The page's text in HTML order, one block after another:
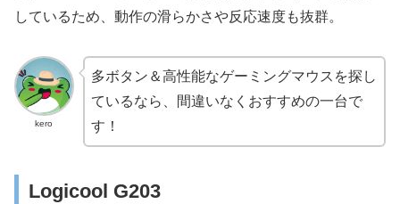
しているため、動作の滑らかさや反応速度も抜群。
kero
多ボタン＆高性能なゲーミングマウスを探し
ているなら、間違いなくおすすめの一台で
す！
Logicool G203